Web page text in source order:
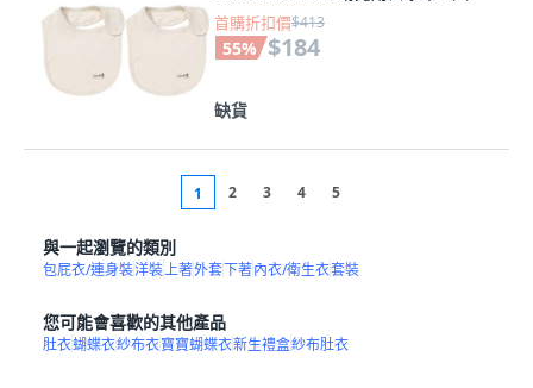
首購折扣價$413
55% $184
缺貨
1 2 3 4 5
與一起瀏覽的類別
包屁衣/連身裝洋裝上著外套下著內衣/衛生衣套裝
您可能會喜歡的其他產品
肚衣蝴蝶衣紗布衣寶寶蝴蝶衣新生禮盒紗布肚衣